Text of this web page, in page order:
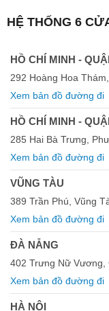
HỆ THỐNG 6
HỒ CHÍ MINH -
292 Hoàng Hoa
Xem bản đồ đường đi
HỒ CHÍ MINH -
285 Hai Bà Trưng,
Xem bản đồ đường đi
VŨNG TÀU
389 Trần Phú, Vũng
Xem bản đồ đường đi
ĐÀ NẴNG
402 Trưng Nữ Vương,
Xem bản đồ đường đi
HÀ NỘI